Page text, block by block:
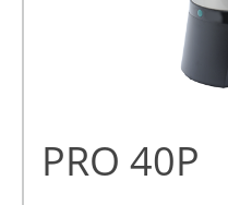
PRO 40P